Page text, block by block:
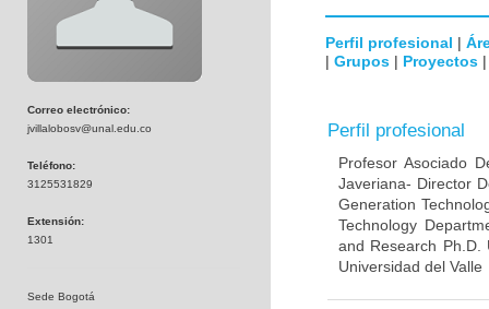
Correo electrónico:
jvillalobosv@unal.edu.co
Teléfono:
3125531829
Extensión:
1301
Sede Bogotá
Perfil profesional |
| Grupos | Proyectos
Perfil profesional
Profesor Asociado
Javeriana- Director
Generation
Technology
and Research Ph.D.
Universidad del Valle